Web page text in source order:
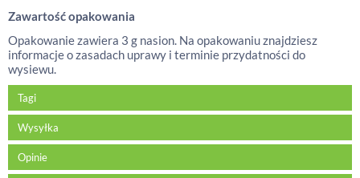
Zawartość opakowania
Opakowanie zawiera 3 g nasion. Na opakowaniu znajdziesz
informacje o zasadach uprawy i terminie przydatności do
wysiewu.
Tagi
Wysyłka
Opinie